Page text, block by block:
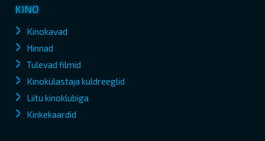
KINO
Kinokavad
Hinnad
Tulevad filmid
Kinokülastaja kuldreeglid
Liitu kinoklubiga
Kinkekaardid